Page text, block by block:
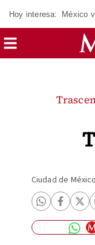
Hoy interesa: México
Ciudad de México